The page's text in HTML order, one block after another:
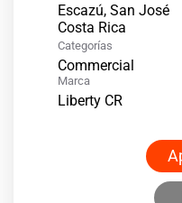
Escazú, San José
Categorías
Commercial
Marca
Liberty CR